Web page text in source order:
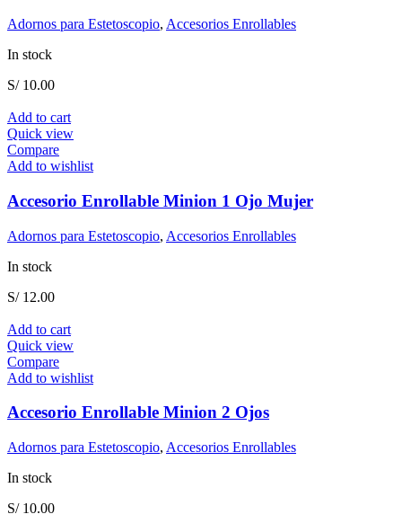
Adornos para Estetoscopio, Accesorios Enrollables
In stock
S/10.00
Add to cart
Quick view
Compare
Add to wishlist
Accesorio Enrollable Minion 1 Ojo Mujer
Adornos para Estetoscopio, Accesorios Enrollables
In stock
S/12.00
Add to cart
Quick view
Compare
Add to wishlist
Accesorio Enrollable Minion 2 Ojos
Adornos para Estetoscopio, Accesorios Enrollables
In stock
S/10.00